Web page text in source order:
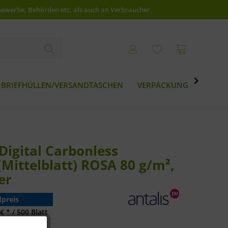
Behörden etc. als auch an Verbraucher.
BRIEFHÜLLEN/VERSANDTASCHEN VERPACKUNG 
Carbonless
ROSA 80 g/m²,
* / 500 Blatt
* / 500 Blatt